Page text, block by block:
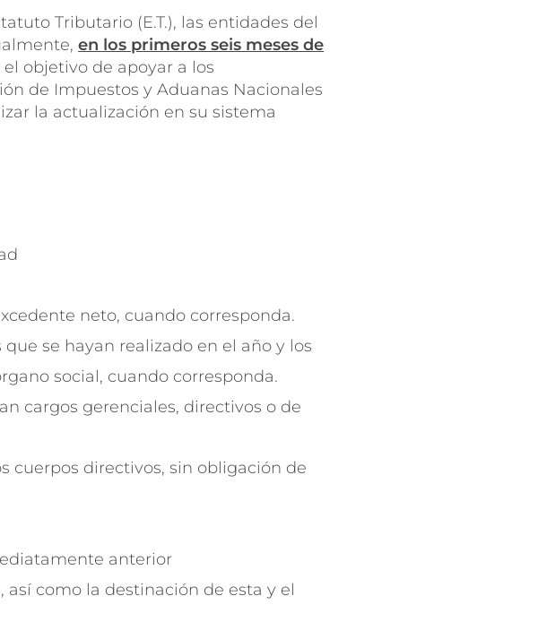
Tributario (E.T.), las entidades del
en los primeros seis meses de
objetivo de apoyar a los
de Impuestos y Aduanas Nacionales
la actualización en su sistema
neto, cuando corresponda.
se hayan realizado en el año y los
social, cuando corresponda.
cargos gerenciales, directivos o de
cuerpos directivos, sin obligación de
anterior
como la destinación de esta y el